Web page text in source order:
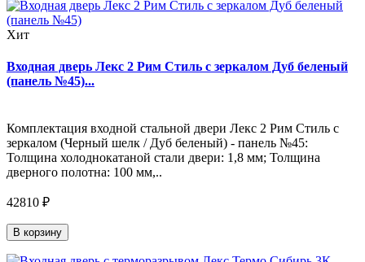
Хит
Входная дверь Лекс 2 Рим Стиль с зеркалом Дуб беленый
(панель №45)...
Комплектация входной стальной двери Лекс 2 Рим Стиль с
зеркалом (Черный шелк / Дуб беленый) - панель №45:
Толщина холоднокатаной стали двери: 1,8 мм; Толщина
дверного полотна: 100 мм,..
42810 ₽
В корзину